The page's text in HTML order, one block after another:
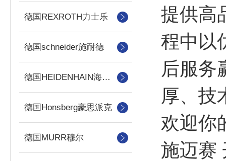
德国REXROTH力士乐
德国schneider施耐德
德国HEIDENHAIN海德汉
德国Honsberg豪思派克
德国MURR穆尔
提供高
程中以
后服务
厚、技
欢迎你
施迈赛